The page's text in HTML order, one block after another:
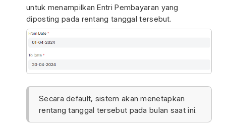
untuk menampilkan Entri Pembayaran yang
diposting pada rentang tanggal tersebut.
Secara default, sistem akan menetapkan
rentang tanggal tersebut pada bulan saat ini.